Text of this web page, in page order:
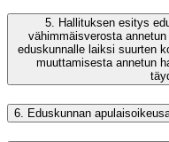
5. Hallituksen esitys
vähimmäisverosta annetun lain
eduskunnalle laiksi suurten
muuttamisesta annetun
6. Eduskunnan